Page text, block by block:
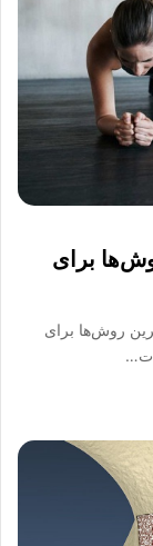
برای
روش‌ها برای